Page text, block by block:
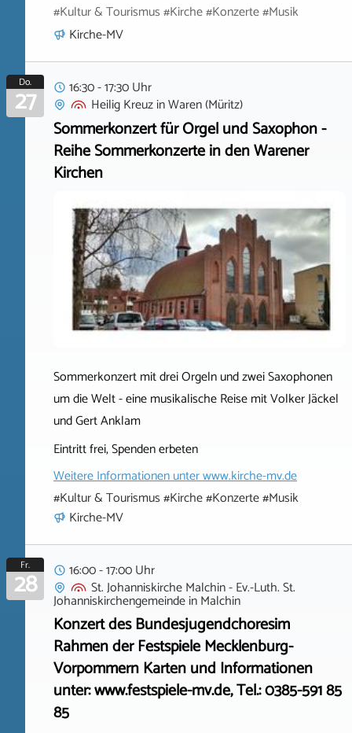
#Kultur & Tourismus #Kirche #Konzerte #Musik
Kirche-MV
Do.
27
16:30 - 17:30 Uhr
Heilig KreuzinWaren (Müritz)
Sommerkonzert für Orgel und Saxophon -
Reihe Sommerkonzerte in den Warener
Kirchen
Sommerkonzert mit drei Orgeln und zwei Saxophonen
um die Welt - eine musikalische Reise mit Volker Jäckel
und Gert Anklam
Eintritt frei, Spenden erbeten
Weitere Informationen unterwww.kirche-mv.de
#Kultur & Tourismus #Kirche #Konzerte #Musik
Kirche-MV
Fr.
28
16:00 - 17:00 Uhr
St. Johanniskirche Malchin - Ev.-Luth. St.
JohanniskirchengemeindeinMalchin
Konzert des Bundesjugendchoresim
Rahmen der Festspiele Mecklenburg-
Vorpommern Karten und Informationen
unter: www.festspiele-mv.de, Tel.: 0385-591 85
85